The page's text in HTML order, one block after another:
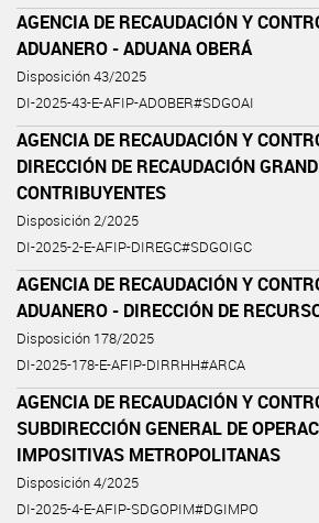
AGENCIA DE RECAUDACIÓN Y
ADUANERO - ADUANA OBERÁ
Disposición 43/2025
DI-2025-43-E-AFIP-ADOBER#SDGOAI
AGENCIA DE RECAUDACIÓN Y
DIRECCIÓN DE RECAUDACIÓN
CONTRIBUYENTES
Disposición 2/2025
DI-2025-2-E-AFIP-DIREGC#SDGOIGC
AGENCIA DE RECAUDACIÓN Y
ADUANERO - DIRECCIÓN DE
Disposición 178/2025
DI-2025-178-E-AFIP-DIRRHH#ARCA
AGENCIA DE RECAUDACIÓN Y
SUBDIRECCIÓN GENERAL DE
IMPOSITIVAS METROPOLITANAS
Disposición 4/2025
DI-2025-4-E-AFIP-SDGOPIM#DGIMPO